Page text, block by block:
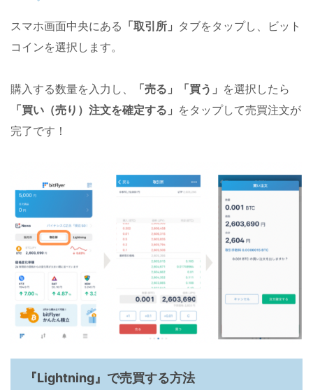
スマホ画面中央にある 「取引所」 タブをタップし、ビット
コインを選択します。
購入する数量を入力し、 「売る」「買う」 を選択したら
「買い（売り） 注文を確定する」 をタップして売買注文が
完了です！
『Lightning』で売買する方法